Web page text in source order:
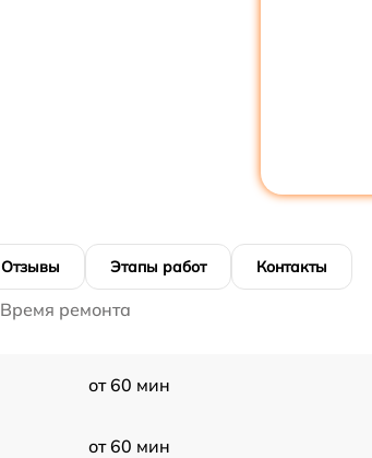
Отзывы Этапы работ Контакты
Время ремонта
от 60 мин
от 60 мин